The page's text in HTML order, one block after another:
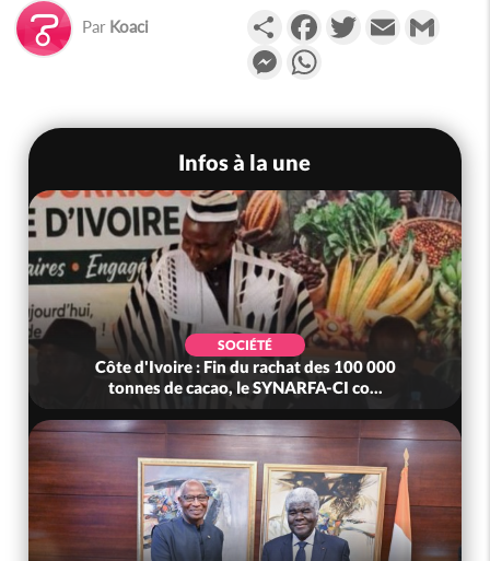
Par Koaci PartagerFacebookTwitterEmail
Messenger
Infos à la une
SOCIÉTÉ
Côte d'Ivoire : Fin du rachat des 100 000
tonnes de cacao, le SYNARFA-CI co...